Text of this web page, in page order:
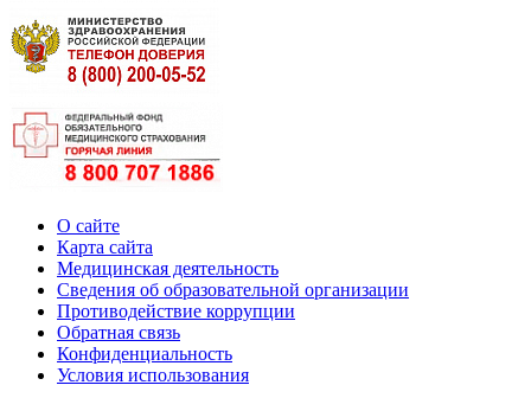
О сайте
Карта сайта
Медицинская деятельность
Сведения об образовательной организации
Противодействие коррупции
Обратная связь
Конфиденциальность
Условия использования